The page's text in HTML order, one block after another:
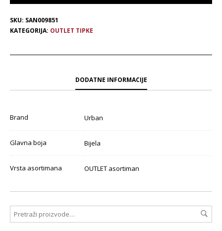
SKU: SAN009851
KATEGORIJA: OUTLET TIPKE
DODATNE INFORMACIJE
Brand Urban
Glavna boja Bijela
Vrsta asortimana OUTLET asortiman